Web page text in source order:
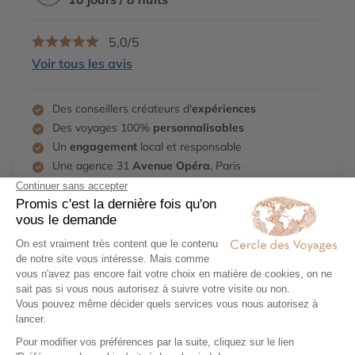
5,0/5
Voir tous les avis
Des conseillers créateurs d'expériences
Des voyages 100% personnalisables
Un engagement local et responsable
Une agence 31 Avenue Opéra, Paris
Demander un devis
01 40 15 15 13
Découvrez aussi